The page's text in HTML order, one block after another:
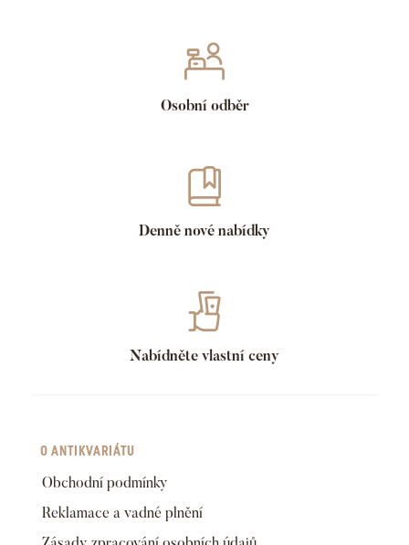
Osobní odběr
Denně nové nabídky
Nabídněte vlastní ceny
O ANTIKVARIÁTU
Obchodní podmínky
Reklamace a vadné plnění